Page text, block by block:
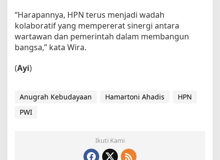
“Harapannya, HPN terus menjadi wadah
kolaboratif yang mempererat sinergi antara
wartawan dan pemerintah dalam membangun
bangsa,” kata Wira.
(Ayi)
Anugrah Kebudayaan Hamartoni Ahadis
HPN
PWI
Ikuti Kami